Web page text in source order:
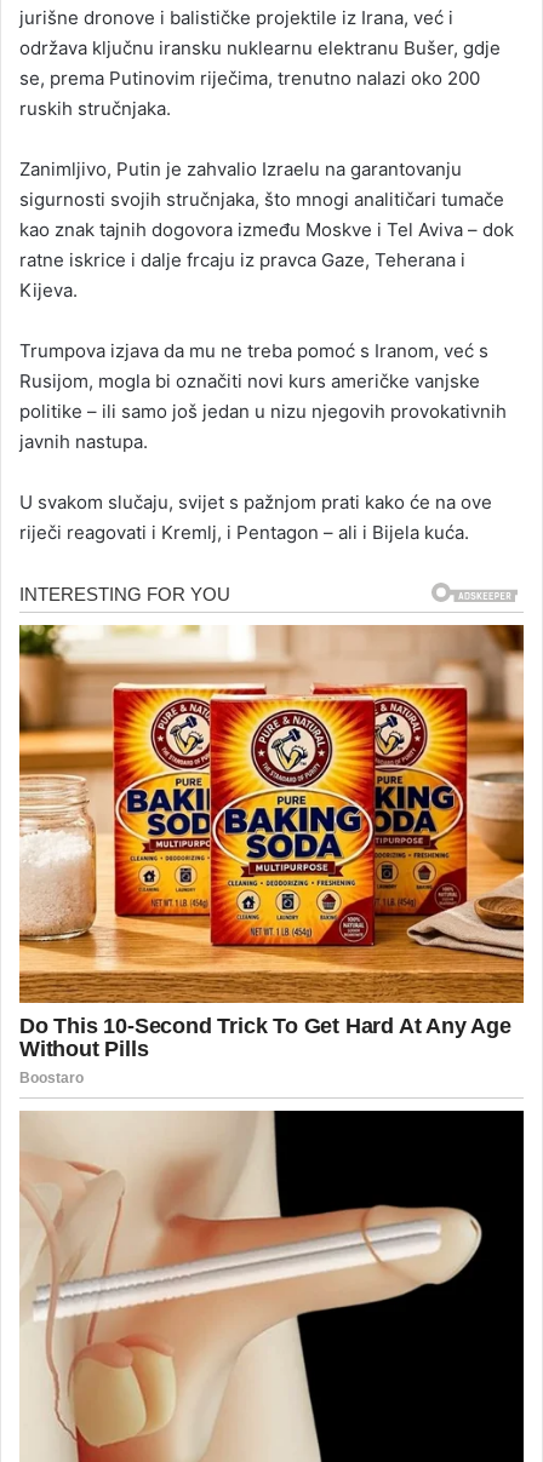
jurišne dronove i balističke projektile iz Irana, već i
održava ključnu iransku nuklearnu elektranu Bušer, gdje
se, prema Putinovim riječima, trenutno nalazi oko 200
ruskih stručnjaka.
Zanimljivo, Putin je zahvalio Izraelu na garantovanju
sigurnosti svojih stručnjaka, što mnogi analitičari tumače
kao znak tajnih dogovora između Moskve i Tel Aviva – dok
ratne iskrice i dalje frcaju iz pravca Gaze, Teherana i
Kijeva.
Trumpova izjava da mu ne treba pomoć s Iranom, već s
Rusijom, mogla bi označiti novi kurs američke vanjske
politike – ili samo još jedan u nizu njegovih provokativnih
javnih nastupa.
U svakom slučaju, svijet s pažnjom prati kako će na ove
riječi reagovati i Kremlj, i Pentagon – ali i Bijela kuća.